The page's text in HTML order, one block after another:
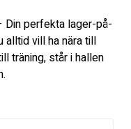
Din perfekta lager-på-
alltid vill ha nära till
träning, står i hallen